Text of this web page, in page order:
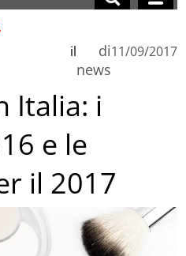
di
news
il 11/09/2017
Italia: i
e le
il 2017